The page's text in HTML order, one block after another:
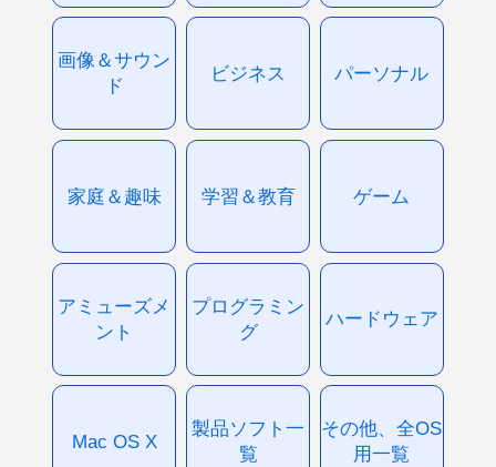
画像＆サウン
ド
ビジネス パーソナル
家庭＆趣味 学習＆教育 ゲーム
アミューズメ
ント
プログラミン
グ
ハードウェア
Mac OS X
製品ソフト一
覧
その他、全OS
用一覧